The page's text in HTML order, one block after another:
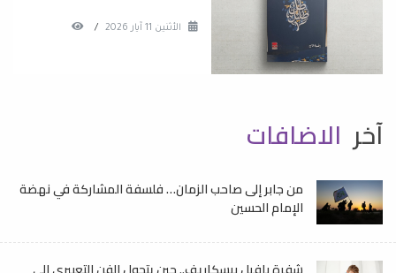
الأثنين 11 آيار 2026 /
آخر الاضافات
من جابر إلى صاحب الزمان… فلسفة المشاركة في نهضة
الإمام الحسين